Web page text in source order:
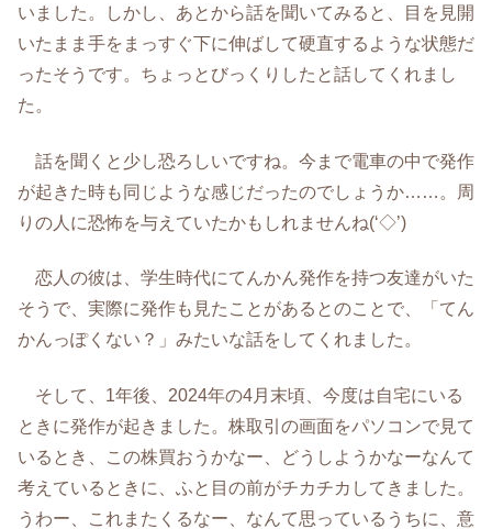
いました。しかし、あとから話を聞いてみると、目を見開
いたまま手をまっすぐ下に伸ばして硬直するような状態だ
ったそうです。ちょっとびっくりしたと話してくれまし
た。
話を聞くと少し恐ろしいですね。今まで電車の中で発作
が起きた時も同じような感じだったのでしょうか……。周
りの人に恐怖を与えていたかもしれませんね(‘◇’)ゞ
恋人の彼は、学生時代にてんかん発作を持つ友達がいた
そうで、実際に発作も見たことがあるとのことで、「てん
かんっぽくない？」みたいな話をしてくれました。
そして、1年後、2024年の4月末頃、今度は自宅にいる
ときに発作が起きました。株取引の画面をパソコンで見て
いるとき、この株買おうかなー、どうしようかなーなんて
考えているときに、ふと目の前がチカチカしてきました。
うわー、これまたくるなー、なんて思っているうちに、意